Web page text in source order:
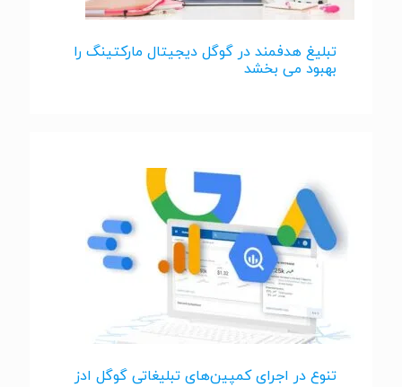
تبلیغ هدفمند در گوگل دیجیتال مارکتینگ را
بهبود می بخشد
تنوع در اجرای کمپین‌های تبلیغاتی گوگل ادز